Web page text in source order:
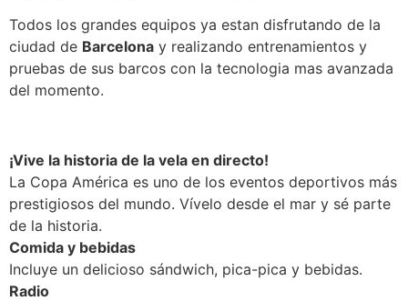
Todos los grandes equipos ya estan disfrutando de la
ciudad de Barcelona y realizando entrenamientos y
pruebas de sus barcos con la tecnologia mas avanzada
del momento.
¡Vive la historia de la vela en directo!
La Copa América es uno de los eventos deportivos más
prestigiosos del mundo. Vívelo desde el mar y sé parte
de la historia.
Comida y bebidas
Incluye un delicioso sándwich, pica-pica y bebidas.
Radio